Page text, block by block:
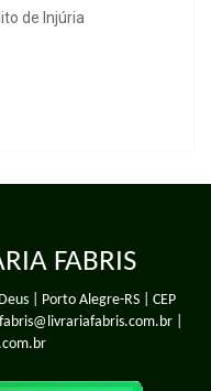
de Injúria
FABRIS
| Porto Alegre-RS | CEP
|